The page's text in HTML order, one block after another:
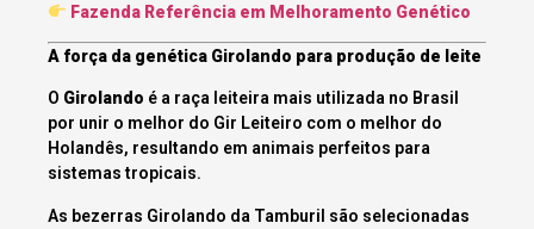
Fazenda Referência em Melhoramento Genético
A força da genética Girolando para produção de leite
O Girolando é a raça leiteira mais utilizada no Brasil
por unir o melhor do Gir Leiteiro com o melhor do
Holandês, resultando em animais perfeitos para
sistemas tropicais.
As bezerras Girolando da Tamburil são selecionadas